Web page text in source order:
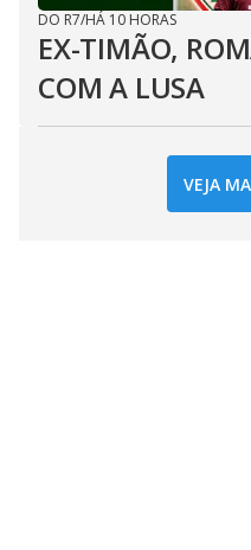
DO R7/HÁ 10 HORAS
EX-TIMÃO,
COM A LUSA
VEJA